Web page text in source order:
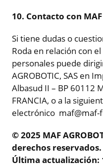
10. Contacto con
Si tiene dudas o
Roda en relación con
personales puede
AGROBOTIC, SAS en
Albasud II – BP 60112
FRANCIA, o a la
electrónico maf@maf-
© 2025 MAF
derechos reservados.
Última actualización: